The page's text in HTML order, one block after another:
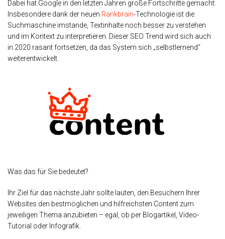
Dabei hat Google in den letzten Jahren große Fortschritte gemacht:
Insbesondere dank der neuen Rankbrain-Technologie ist die
Suchmaschine imstande, Textinhalte noch besser zu verstehen
und im Kontext zu interpretieren. Dieser SEO Trend wird sich auch
in 2020 rasant fortsetzen, da das System sich „selbstlernend“
weiterentwickelt.
Was das für Sie bedeutet?
Ihr Ziel für das nächste Jahr sollte lauten, den Besuchern Ihrer
Websites den bestmöglichen und hilfreichsten Content zum
jeweiligen Thema anzubieten – egal, ob per Blogartikel, Video-
Tutorial oder Infografik.